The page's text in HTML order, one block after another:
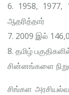
6. 1958,
ஆதரித்தார்
7. 2009 இல்
8. தமிழ்
சின்னங்களை
சிங்கள